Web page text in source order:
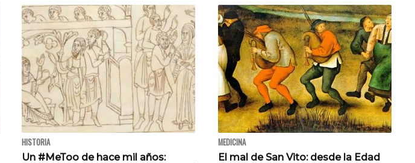
HISTORIA
Un #MeToo de hace mil años:
MEDICINA
El mal de San Vito: desde la Edad